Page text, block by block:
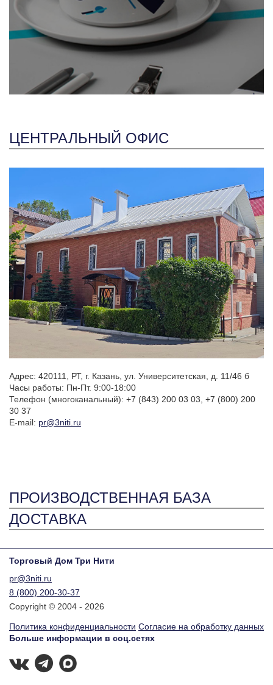
ЦЕНТРАЛЬНЫЙ ОФИС
Адрес: 420111, РТ, г. Казань, ул. Университетская, д. 11/46 б
Часы работы: Пн-Пт. 9:00-18:00
Телефон (многоканальный): +7 (843) 200 03 03, +7 (800) 200
30 37
E-mail: pr@3niti.ru
ПРОИЗВОДСТВЕННАЯ БАЗА
ДОСТАВКА
Торговый Дом Три Нити
pr@3niti.ru
8 (800) 200-30-37
Copyright © 2004 - 2026
Политика конфиденциальности Согласие на обработку данных
Больше информации в соц.сетях